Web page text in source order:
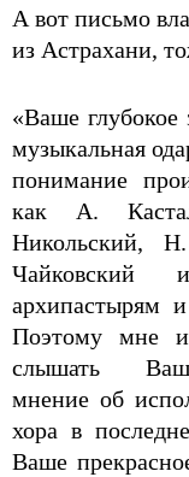
А вот письмо
из Астрахани,
«Ваше глубокое
музыкальная
понимание
как А.
Никольский,
архипастырям
Поэтому мне и
слышать
мнение об
хора в
Ваше